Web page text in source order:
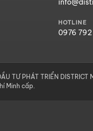
HOTLINE
0976
TƯ PHÁT TRIỂN
Minh cấp.